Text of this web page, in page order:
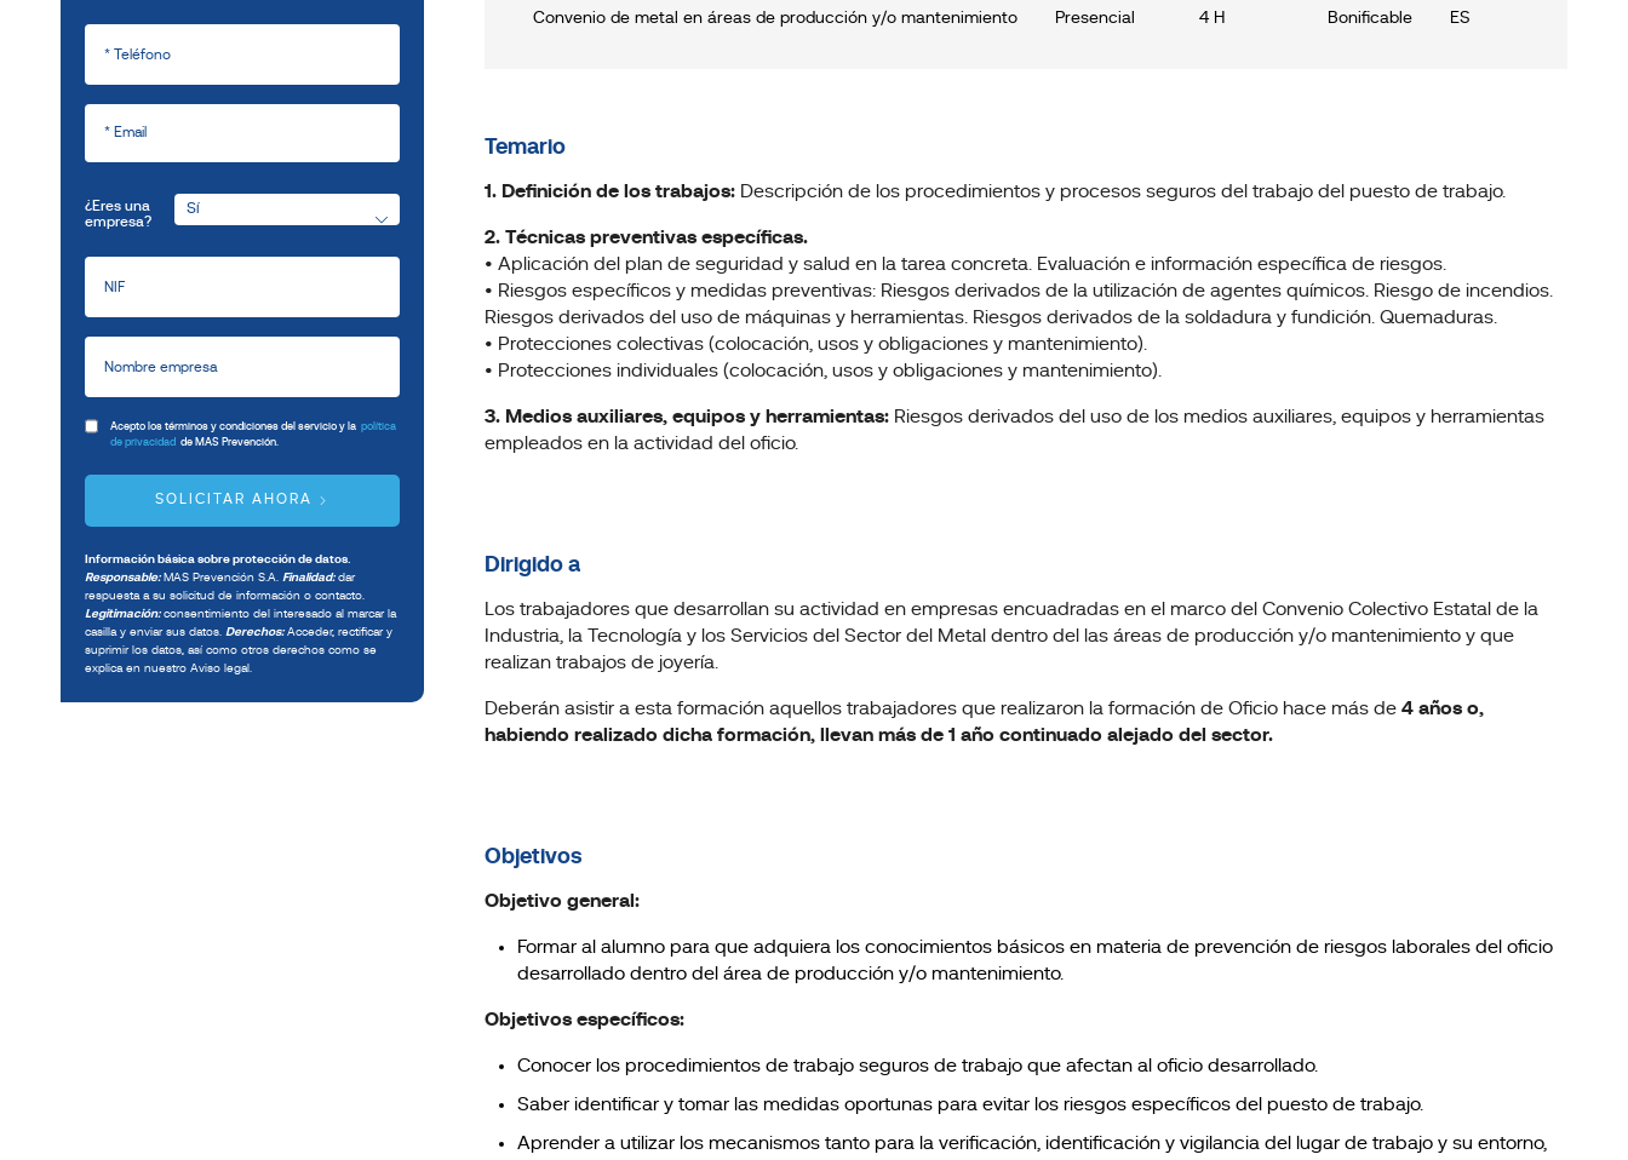
¿Eres una
empresa?
Acepto los términos y condiciones del servicio y la política
de privacidad de MAS Prevención.
SOLICITAR AHORA
Información básica sobre protección de datos.
Responsable: MAS Prevención S.A. Finalidad: dar
respuesta a su solicitud de información o contacto.
Legitimación: consentimiento del interesado al marcar la
casilla y enviar sus datos. Derechos: Acceder, rectificar y
suprimir los datos, así como otros derechos como se
explica en nuestro Aviso legal.
Convenio de metal en áreas de producción y/o mantenimiento Presencial 4 H Bonificable ES
Temario
1. Definición de los trabajos: Descripción de los procedimientos y procesos seguros del trabajo del puesto de trabajo.
2. Técnicas preventivas específicas.
• Aplicación del plan de seguridad y salud en la tarea concreta. Evaluación e información específica de riesgos.
• Riesgos específicos y medidas preventivas: Riesgos derivados de la utilización de agentes químicos. Riesgo de incendios.
Riesgos derivados del uso de máquinas y herramientas. Riesgos derivados de la soldadura y fundición. Quemaduras.
• Protecciones colectivas (colocación, usos y obligaciones y mantenimiento).
• Protecciones individuales (colocación, usos y obligaciones y mantenimiento).
3. Medios auxiliares, equipos y herramientas: Riesgos derivados del uso de los medios auxiliares, equipos y herramientas
empleados en la actividad del oficio.
Dirigido a
Los trabajadores que desarrollan su actividad en empresas encuadradas en el marco del Convenio Colectivo Estatal de la
Industria, la Tecnología y los Servicios del Sector del Metal dentro del las áreas de producción y/o mantenimiento y que
realizan trabajos de joyería.
Deberán asistir a esta formación aquellos trabajadores que realizaron la formación de Oficio hace más de 4 años o,
habiendo realizado dicha formación, llevan más de 1 año continuado alejado del sector.
Objetivos
Objetivo general:
Formar al alumno para que adquiera los conocimientos básicos en materia de prevención de riesgos laborales del oficio
desarrollado dentro del área de producción y/o mantenimiento.
Objetivos específicos:
Conocer los procedimientos de trabajo seguros de trabajo que afectan al oficio desarrollado.
Saber identificar y tomar las medidas oportunas para evitar los riesgos específicos del puesto de trabajo.
Aprender a utilizar los mecanismos tanto para la verificación, identificación y vigilancia del lugar de trabajo y su entorno,